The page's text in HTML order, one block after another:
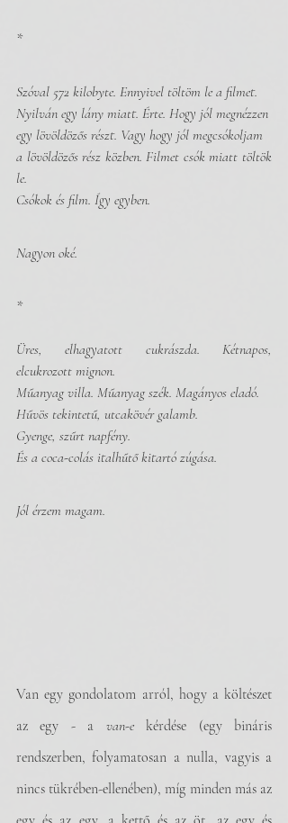
*
Szóval 572 kilobyte. Ennyivel töltöm le a filmet.
Nyilván egy lány miatt. Érte. Hogy jól megnézzen
egy lövöldözős részt. Vagy hogy jól megcsókoljam
a lövöldözős rész közben. Filmet csók miatt töltök
le.
Csókok és film. Így egyben.
Nagyon oké.
*
Üres, elhagyatott cukrászda. Kétnapos,
elcukrozott mignon.
Műanyag villa. Műanyag szék. Magányos eladó.
Hűvös tekintetű, utcakövér galamb.
Gyenge, szűrt napfény.
És a coca-colás italhűtő kitartó zúgása.
Jól érzem magam.
Van egy gondolatom arról, hogy a költészet
az egy - a van-e kérdése (egy bináris
rendszerben, folyamatosan a nulla, vagyis a
nincs tükrében-ellenében), míg minden más az